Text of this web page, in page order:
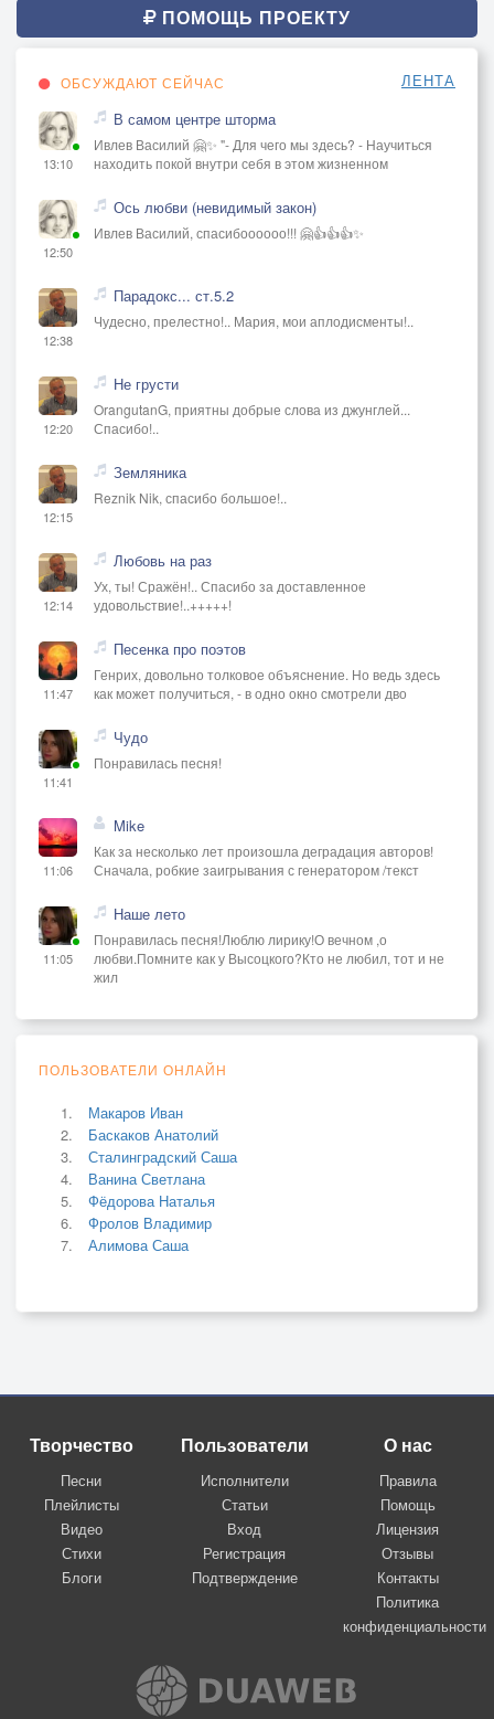
ПОМОЩЬ ПРОЕКТУ
ОБСУЖДАЮТ СЕЙЧАС ЛЕНТА
13:10
В самом центре шторма
Ивлев Василий 🤗✨ "- Для чего мы здесь? - Научиться
находить покой внутри себя в этом жизненном
12:50
Ось любви (невидимый закон)
Ивлев Василий, спасибоооооо!!! 🤗👍👍👍✨
12:38
Парадокс... ст.5.2
Чудесно, прелестно!.. Мария, мои аплодисменты!..
12:20
Не грусти
OrangutanG, приятны добрые слова из джунглей...
Спасибо!..
12:15
Земляника
Reznik Nik, спасибо большое!..
12:14
Любовь на раз
Ух, ты! Сражён!.. Спасибо за доставленное
удовольствие!..+++++!
11:47
Песенка про поэтов
Генрих, довольно толковое объяснение. Но ведь здесь
как может получиться, - в одно окно смотрели дво
11:41
Чудо
Понравилась песня!
11:06
Mike
Как за несколько лет произошла деградация авторов!
Сначала, робкие заигрывания с генератором /текст
11:05
Наше лето
Понравилась песня!Люблю лирику!О вечном ,о
любви.Помните как у Высоцкого?Кто не любил, тот и не
жил
ПОЛЬЗОВАТЕЛИ ОНЛАЙН
Макаров Иван
Баскаков Анатолий
Сталинградский Саша
Ванина Светлана
Фёдорова Наталья
Фролов Владимир
Алимова Саша
Творчество
Песни
Плейлисты
Видео
Стихи
Блоги
Пользователи
Исполнители
Статьи
Вход
Регистрация
Подтверждение
О нас
Правила
Помощь
Лицензия
Отзывы
Контакты
Политика
конфиденциальности